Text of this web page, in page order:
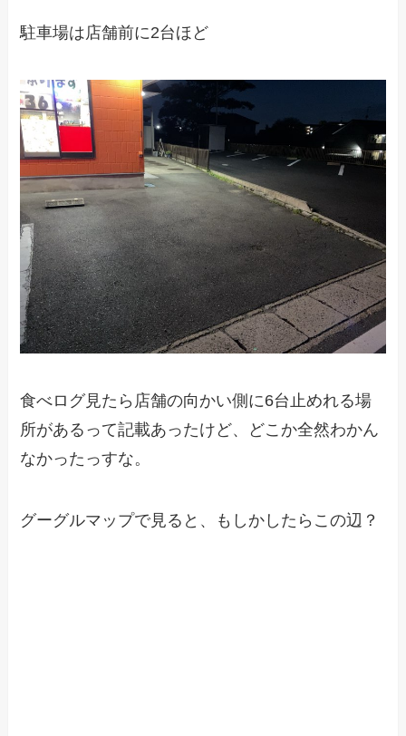
駐車場は店舗前に2台ほど
食べログ見たら店舗の向かい側に6台止めれる場
所があるって記載あったけど、どこか全然わかん
なかったっすな。
グーグルマップで見ると、もしかしたらこの辺？